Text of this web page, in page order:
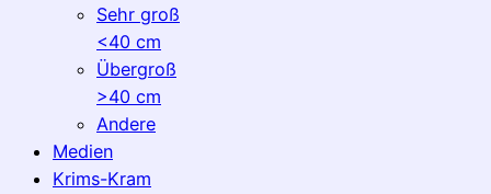
Sehr groß
<40 cm
Übergroß
>40 cm
Andere
Medien
Krims-Kram